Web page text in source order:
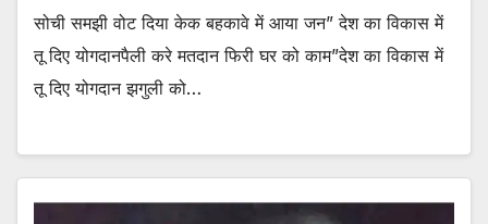
सोची समझी वोट दिया केक बहकावे में आया जन” देश का विकास में
तू दिए योगदानपैली करे मतदान फिरी घर को काम”देश का विकास में
तू दिए योगदान झगुली को…